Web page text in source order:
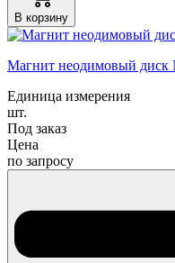
В корзину
Магнит неодимовый диск
Единица измерения
шт.
Под заказ
Цена
по запросу